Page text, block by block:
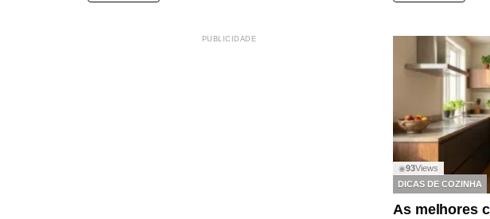
PUBLICIDADE
◉93Views
DICAS DE COZINHA
As melhores